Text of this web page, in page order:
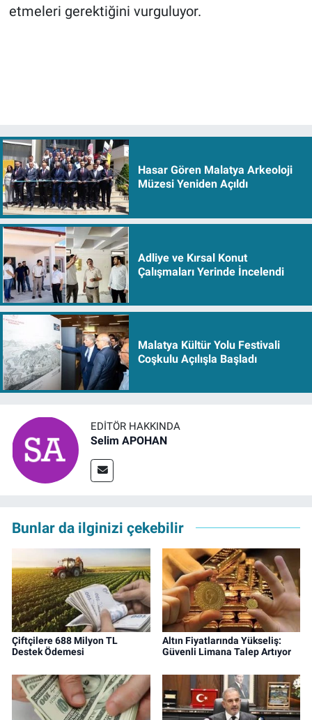
etmeleri gerektiğini vurguluyor.
Hasar Gören Malatya Arkeoloji
Müzesi Yeniden Açıldı
Adliye ve Kırsal Konut
Çalışmaları Yerinde İncelendi
Malatya Kültür Yolu Festivali
Coşkulu Açılışla Başladı
EDITÖR HAKKINDA
Selim APOHAN
Bunlar da ilginizi çekebilir
Çiftçilere 688 Milyon TL
Destek Ödemesi
Altın Fiyatlarında Yükseliş:
Güvenli Limana Talep Artıyor